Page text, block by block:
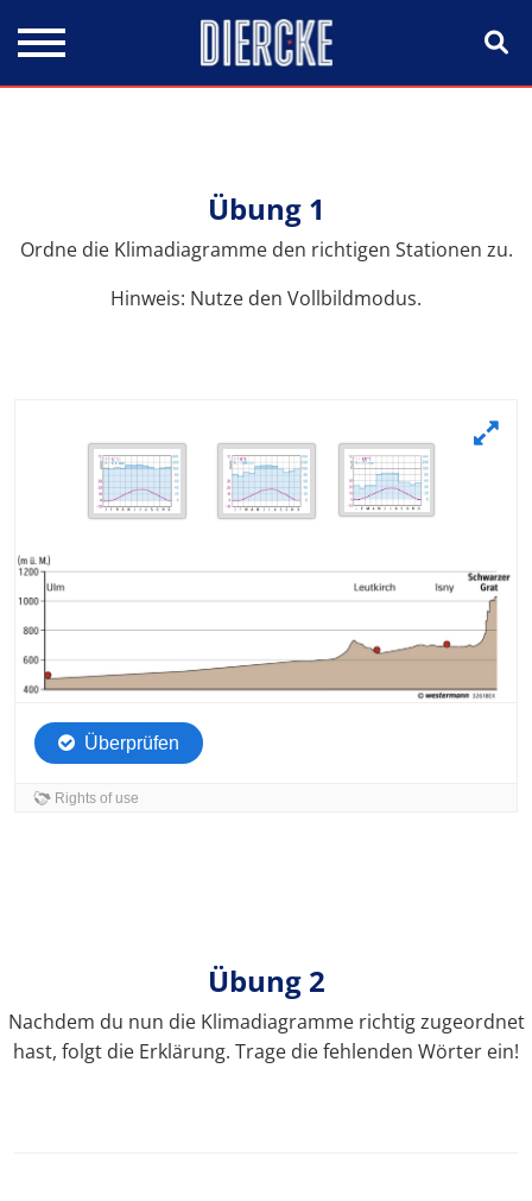
Übung 1
Ordne die Klimadiagramme den richtigen Stationen zu.
Hinweis: Nutze den Vollbildmodus.
Übung 2
Nachdem du nun die Klimadiagramme richtig zugeordnet
hast, folgt die Erklärung. Trage die fehlenden Wörter ein!